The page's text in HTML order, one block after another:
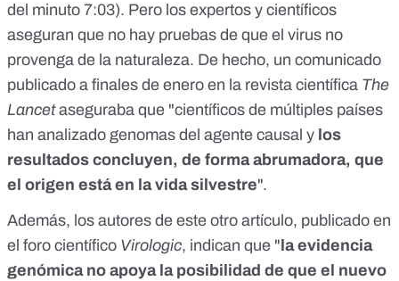
del minuto 7:03). Pero los expertos y científicos
aseguran que no hay pruebas de que el virus no
provenga de la naturaleza. De hecho, un comunicado
publicado a finales de enero en la revista científica The
Lancetaseguraba que "científicos de múltiples países
han analizado genomas del agente causal y los
resultados concluyen, de forma abrumadora, que
el origen está en la vida silvestre".
Además, los autores de este otro artículo, publicado en
el foro científico Virologic, indican que " la evidencia
genómica no apoya la posibilidad de que el nuevo